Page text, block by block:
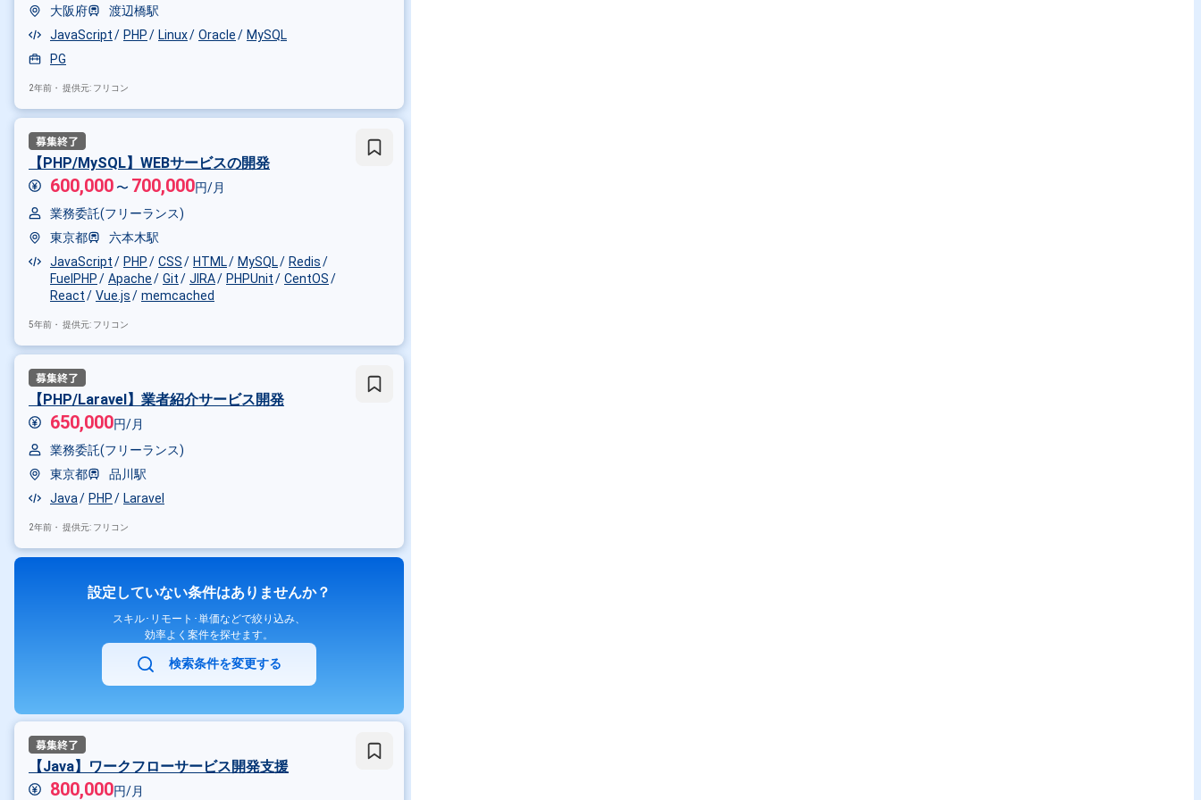
大阪府
渡辺橋駅
JavaScript
PHP Linux Oracle
MySQL
PG
2年前・ 提供元: フリコン
【PHP/MySQL】WEBサービスの開発
600,000 〜 700,000円/月
業務委託(フリーランス)
東京都
六本木駅
JavaScript
PHP CSS HTML MySQL
Redis
FuelPHP
Apache Git JIRA PHPUnit
CentOS
React
Vue.js memcached
5年前・ 提供元: フリコン
【PHP/Laravel】業者紹介サービス開発
650,000円/月
業務委託(フリーランス)
東京都
品川駅
Java
PHP Laravel
2年前・ 提供元: フリコン
設定していない条件はありませんか？
スキル･リモート･単価などで絞り込み、
効率よく案件を探せます。
検索条件を変更する
【Java】ワークフローサービス開発支援
800,000円/月